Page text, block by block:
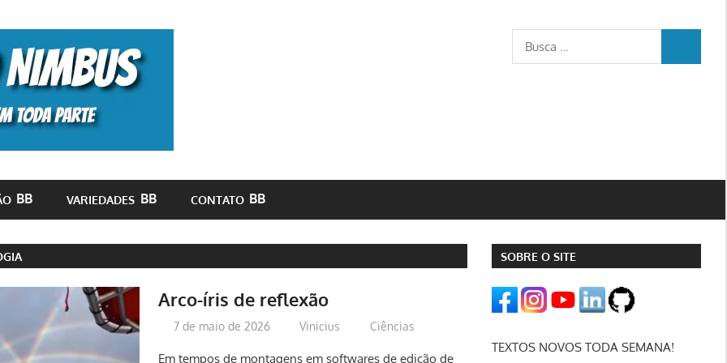
Busca
para:
VARIEDADES CONTATO
Arco-íris de reflexão
7 de maio de 2026 Vinicius Ciências
Em tempos de montagens em softwares de edição de
SOBRE O SITE
TEXTOS NOVOS TODA SEMANA!